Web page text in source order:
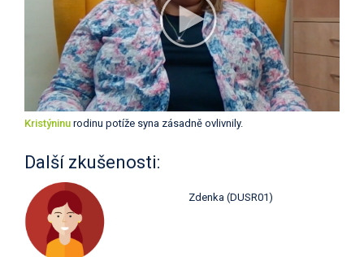
Kristýninu rodinu potíže syna zásadně ovlivnily.
Další zkušenosti:
Zdenka (DUSR01)